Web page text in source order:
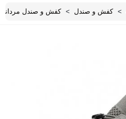
> کفش و صندل > کفش و صندل مردانه